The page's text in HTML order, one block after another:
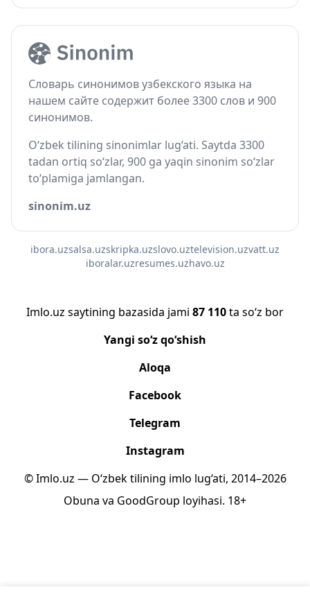
Словарь синонимов узбекского языка на
нашем сайте содержит более 3300 слов и 900
синонимов.
O‘zbek tilining sinonimlar lug‘ati. Saytda 3300
tadan ortiq so‘zlar, 900 ga yaqin sinonim so‘zlar
to‘plamiga jamlangan.
sinonim.uz
ibora.uzsalsa.uzskripka.uzslovo.uztelevision.uzvatt.uz
iboralar.uzresumes.uzhavo.uz
Imlo.uz saytining bazasida jami 87 110ta so‘z bor
Yangi so‘z qo‘shish
Aloqa
Facebook
Telegram
Instagram
© Imlo.uz — O‘zbek tilining imlo lug‘ati, 2014–2026
Obuna va GoodGroup loyihasi. 18+